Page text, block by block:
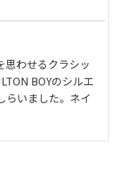
思わせるクラシッ
BOYのシルエ
らいました。ネイ